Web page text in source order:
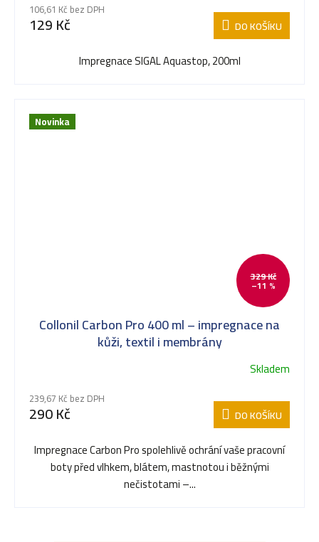
106,61 Kč bez DPH
129 Kč DO KOŠÍKU
Impregnace SIGAL Aquastop, 200ml
Novinka
329 Kč
–11 %
Collonil Carbon Pro 400 ml – impregnace na
kůži, textil i membrány
Skladem
239,67 Kč bez DPH
290 Kč DO KOŠÍKU
Impregnace Carbon Pro spolehlivě ochrání vaše pracovní
boty před vlhkem, blátem, mastnotou i běžnými
nečistotami –...